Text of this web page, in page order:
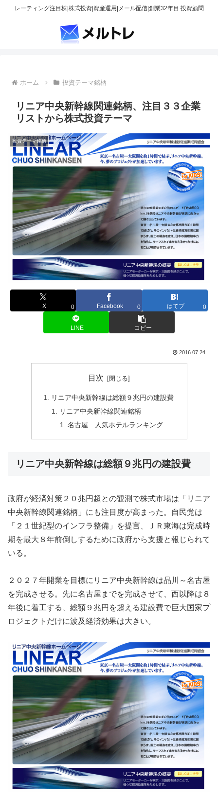
レーティング注目株|株式投資|資産運用|メール配信|創業32年目 投資顧問
ホーム 投資テーマ銘柄
リニア中央新幹線関連銘柄、注目３３企業
リストから株式投資テーマ
投資テーマ銘柄
X 0 Facebook 0 はてブ 0
LINE コピー
2016.07.24
目次
リニア中央新幹線は総額９兆円の建設費
リニア中央新幹線関連銘柄
名古屋 人気ホテルランキング
リニア中央新幹線は総額９兆円の建設費
政府が経済対策２０兆円超との観測で株式市場は「リニア
中央新幹線関連銘柄」にも注目度が高まった。自民党は
「２１世紀型のインフラ整備」を提言、ＪＲ東海は完成時
期を最大８年前倒しするために政府から支援と報じられて
いる。
２０２７年開業を目標にリニア中央新幹線は品川～名古屋
を完成させる。先に名古屋までを完成させて、西以降は８
年後に着工する、総額９兆円を超える建設費で巨大国家プ
ロジェクトだけに波及経済効果は大きい。